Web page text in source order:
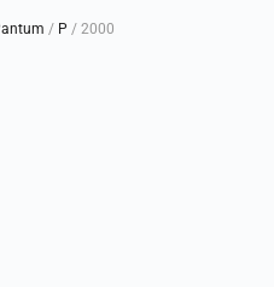
pantum / p / 2000